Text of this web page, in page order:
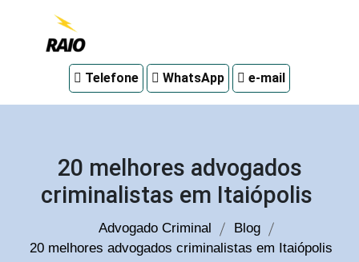
em
Telefone WhatsApp e-mail
20 melhores advogados
criminalistas em Itaiópolis
Advogado Criminal
Blog
20 melhores advogados criminalistas em Itaiópolis